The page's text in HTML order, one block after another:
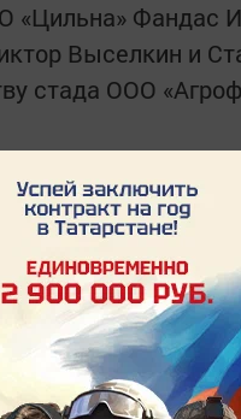
Фандас
Выселкин и
стада ООО
- тракторный парк
условиями труда
начальник
хозяйства и
инспектор
Валерьевич
сезону и